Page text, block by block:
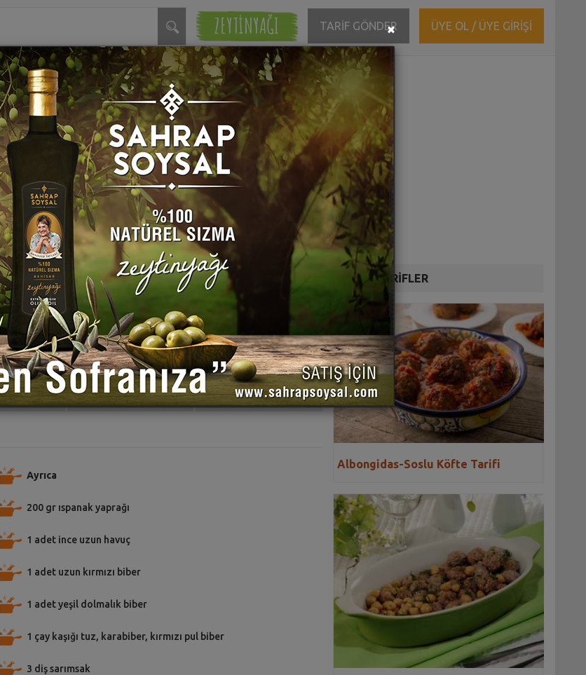
ZEYTİNYAĞI TARİF GÖNDER ÜYE OL / ÜYE GİRİŞİ
PUAN VER TARİFİ PAYLAŞ TARİFİ YAZDIR
Ayrıca
200 gr ıspanak yaprağı
1 adet ince uzun havuç
1 adet uzun kırmızı biber
1 adet yeşil dolmalık biber
1 çay kaşığı tuz, karabiber, kırmızı pul biber
3 diş sarımsak
DİĞER TARİFLER
Albongidas-Soslu Köfte Tarifi
×Close